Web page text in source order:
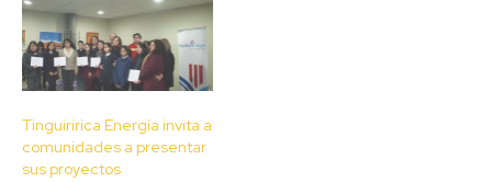
Tinguiririca Energía invita a
comunidades a presentar
sus proyectos